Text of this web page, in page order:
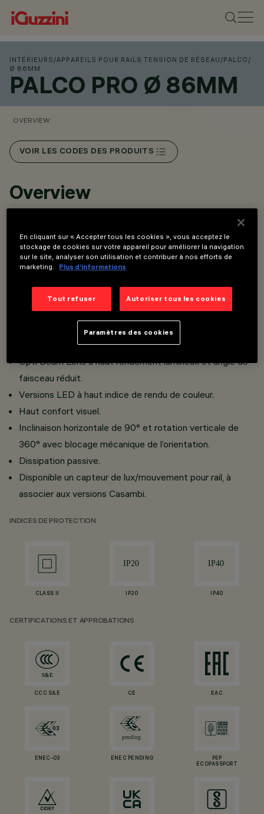
INTÉRIEURS /APPAREILS POUR RAILS TENSION DE RÉSEAU /PALCO /
Ø 86MM
PALCO PRO Ø 86MM
OVERVIEW
VOIR LES CODES DES PRODUITS
Overview
temps de changement de réfracteurs et d’accessoires,
pour un changement en sécurité sur place.
plans et d'un extérieur dans le même corps éclairant.
Installation sur rail triphasé et plafond sur patère.
Réalisé en aluminium moulé sous pression et matière
thermoplastique.
Opti Beam Lens à haut rendement lumineux et angle de
faisceau réduit.
Versions LED à haut indice de rendu de couleur.
Haut confort visuel.
Inclinaison horizontale de 90° et rotation verticale de
360° avec blocage mécanique de l’orientation.
Dissipation passive.
Disponible un capteur de lux/mouvement pour rail, à
associer aux versions Casambi.
INDICES DE PROTECTION
CLASS II IP20 IP40
CERTIFICATIONS ET APPROBATIONS
CCC S&E CE EAC
ENEC-03 ENEC PENDING
PEP
ECOPASSPORT
En cliquant sur « Accepter tous les cookies », vous acceptez le
stockage de cookies sur votre appareil pour améliorer la navigation
sur le site, analyser son utilisation et contribuer à nos efforts de
marketing.
Plus d’informations
Tout refuser Autoriser tous les cookies
Paramètres des cookies